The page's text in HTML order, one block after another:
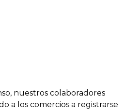
nuestros colaboradores
a los comercios a registrarse